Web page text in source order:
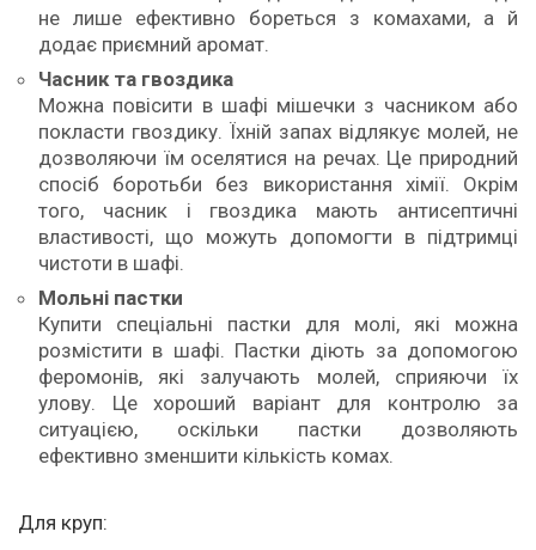
не лише ефективно бореться з комахами, а й
додає приємний аромат.
Часник та гвоздика
Можна повісити в шафі мішечки з часником або
покласти гвоздику. Їхній запах відлякує молей, не
дозволяючи їм оселятися на речах. Це природний
спосіб боротьби без використання хімії. Окрім
того, часник і гвоздика мають антисептичні
властивості, що можуть допомогти в підтримці
чистоти в шафі.
Мольні пастки
Купити спеціальні пастки для молі, які можна
розмістити в шафі. Пастки діють за допомогою
феромонів, які залучають молей, сприяючи їх
улову. Це хороший варіант для контролю за
ситуацією, оскільки пастки дозволяють
ефективно зменшити кількість комах.
Для круп: